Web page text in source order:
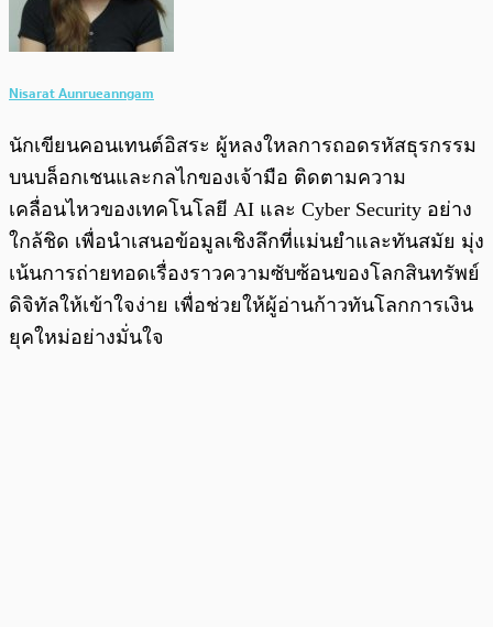
Nisarat Aunrueanngam
นักเขียนคอนเทนต์อิสระ ผู้หลงใหลการถอดรหัสธุรกรรม
บนบล็อกเชนและกลไกของเจ้ามือ ติดตามความ
เคลื่อนไหวของเทคโนโลยี AI และ Cyber Security อย่าง
ใกล้ชิด เพื่อนำเสนอข้อมูลเชิงลึกที่แม่นยำและทันสมัย มุ่ง
เน้นการถ่ายทอดเรื่องราวความซับซ้อนของโลกสินทรัพย์
ดิจิทัลให้เข้าใจง่าย เพื่อช่วยให้ผู้อ่านก้าวทันโลกการเงิน
ยุคใหม่อย่างมั่นใจ